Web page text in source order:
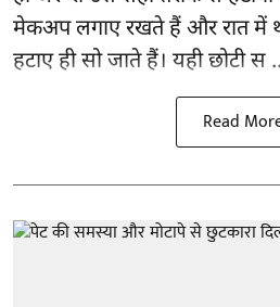
मेकअप लगाए रखते हैं और रात में
हटाए ही सो जाते हैं। यही छोटी स
Read